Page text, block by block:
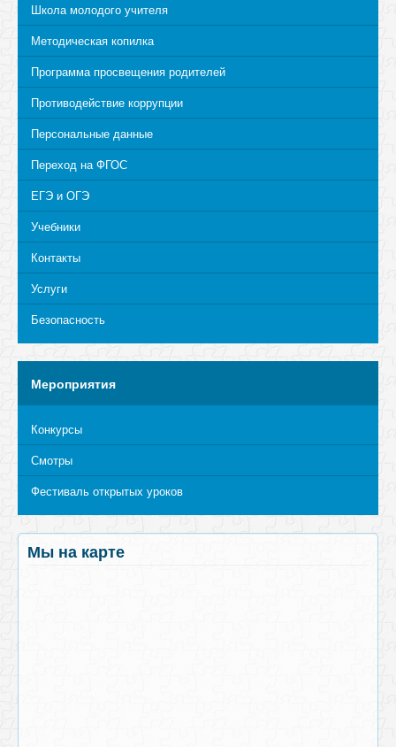
Школа молодого учителя
Методическая копилка
Программа просвещения родителей
Противодействие коррупции
Персональные данные
Переход на ФГОС
ЕГЭ и ОГЭ
Учебники
Контакты
Услуги
Безопасность
Мероприятия
Конкурсы
Смотры
Фестиваль открытых уроков
Мы на карте